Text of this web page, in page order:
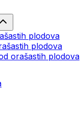
plodova
plodova
orašastih plodova